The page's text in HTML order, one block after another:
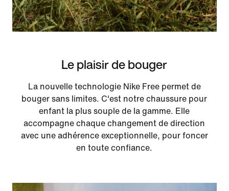
Le plaisir de bouger
La nouvelle technologie Nike Free permet de
bouger sans limites. C'est notre chaussure pour
enfant la plus souple de la gamme. Elle
accompagne chaque changement de direction
avec une adhérence exceptionnelle, pour foncer
en toute confiance.